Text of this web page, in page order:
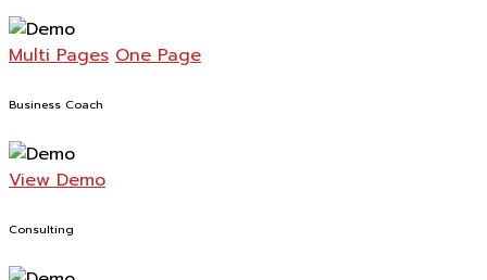
Multi Pages One Page
Business Coach
View Demo
Consulting